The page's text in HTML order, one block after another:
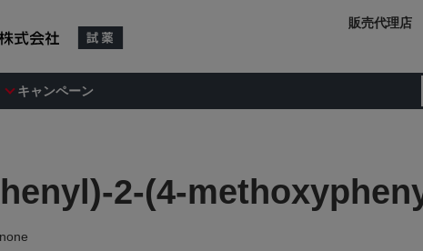
キャンペーン
販売代理店
2-(4-